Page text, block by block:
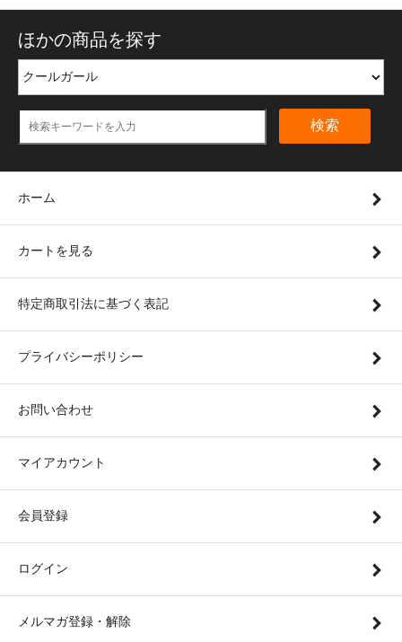
ほかの商品を探す
検索
ホーム
カートを見る
特定商取引法に基づく表記
プライバシーポリシー
お問い合わせ
マイアカウント
会員登録
ログイン
メルマガ登録・解除